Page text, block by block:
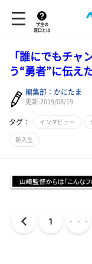
学生の
窓口とは
「誰にでもチャ
う“勇者”に伝え
編集部：かにたま
更新:2019/08/19
タグ： インタビュー
新入生
1 ・・・